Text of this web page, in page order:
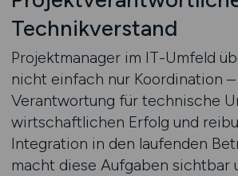
Technikverstand
Projektmanager im IT-Umfeld
nicht einfach nur Koordination
Verantwortung für technische
wirtschaftlichen Erfolg und
Integration in den laufenden
macht diese Aufgaben sichtbar